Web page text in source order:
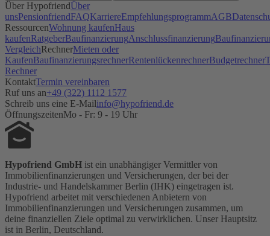
Über HypofriendÜber
unsPensionfriendFAQKarriereEmpfehlungsprogrammAGB
RessourcenWohnung kaufenHaus
kaufenRatgeberBaufinanzierungAnschlussfinanzierung
VergleichRechnerMieten oder
KaufenBaufinanzierungsrechnerRentenlückenrechnerBudgetrechner
Rechner
KontaktTermin vereinbaren
Ruf uns an+49 (322) 1112 1577
Schreib uns eine E-Mailinfo@hypofriend.de
ÖffnungszeitenMo - Fr: 9 - 19 Uhr
Hypofriend GmbH ist ein unabhängiger Vermittler von
Immobilienfinanzierungen und Versicherungen, der bei der
Industrie- und Handelskammer Berlin (IHK) eingetragen ist.
Hypofriend arbeitet mit verschiedenen Anbietern von
Immobilienfinanzierungen und Versicherungen zusammen, um
deine finanziellen Ziele optimal zu verwirklichen. Unser Hauptsitz
ist in Berlin, Deutschland.